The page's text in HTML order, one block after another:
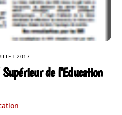
2017
de l’Education